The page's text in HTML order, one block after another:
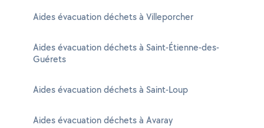
Aides évacuation déchets à Villeporcher
Aides évacuation déchets à Saint-Étienne-des-
Guérets
Aides évacuation déchets à Saint-Loup
Aides évacuation déchets à Avaray